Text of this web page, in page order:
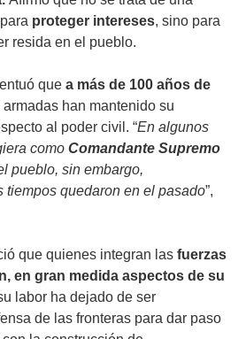
proteger intereses, sino para
resida en el pueblo.
que a más de 100 años de
armadas han mantenido su
al poder civil. “En algunos
como Comandante Supremo
pueblo, sin embargo,
tiempos quedaron en el pasado”,
que quienes integran las fuerzas
en gran medida aspectos de su
labor ha dejado de ser
de las fronteras para dar paso